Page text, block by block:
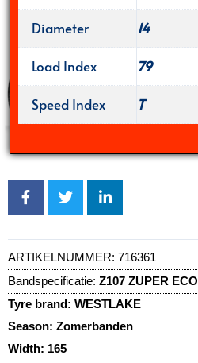
Diameter
14
Load Index
79
Speed Index
T
ARTIKELNUMMER: 716361
Bandspecificatie: Z107 ZUPER ECO
Tyre brand: WESTLAKE
Season: Zomerbanden
Width: 165